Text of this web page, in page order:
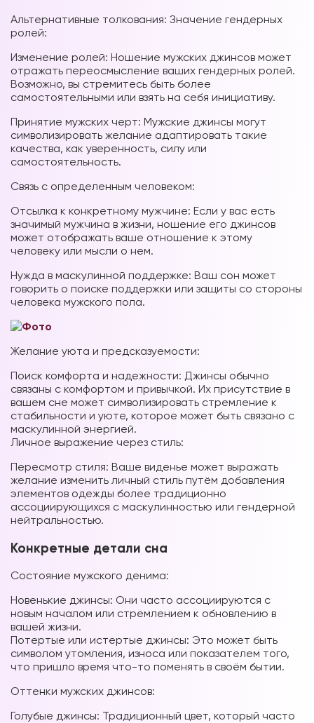
Альтернативные толкования: Значение гендерных
ролей:
Изменение ролей: Ношение мужских джинсов может
отражать переосмысление ваших гендерных ролей.
Возможно, вы стремитесь быть более
самостоятельными или взять на себя инициативу.
Принятие мужских черт: Мужские джинсы могут
символизировать желание адаптировать такие
качества, как уверенность, силу или
самостоятельность.
Связь с определенным человеком:
Отсылка к конкретному мужчине: Если у вас есть
значимый мужчина в жизни, ношение его джинсов
может отображать ваше отношение к этому
человеку или мысли о нем.
Нужда в маскулинной поддержке: Ваш сон может
говорить о поиске поддержки или защиты со стороны
человека мужского пола.
Желание уюта и предсказуемости:
Поиск комфорта и надежности: Джинсы обычно
связаны с комфортом и привычкой. Их присутствие в
вашем сне может символизировать стремление к
стабильности и уюте, которое может быть связано с
маскулинной энергией.
Личное выражение через стиль:
Пересмотр стиля: Ваше виденье может выражать
желание изменить личный стиль путём добавления
элементов одежды более традиционно
ассоциирующихся с маскулинностью или гендерной
нейтральностью.
Конкретные детали сна
Состояние мужского денима:
Новенькие джинсы: Они часто ассоциируются с
новым началом или стремлением к обновлению в
вашей жизни.
Потертые или истертые джинсы: Это может быть
символом утомления, износа или показателем того,
что пришло время что-то поменять в своём бытии.
Оттенки мужских джинсов:
Голубые джинсы: Традиционный цвет, который часто